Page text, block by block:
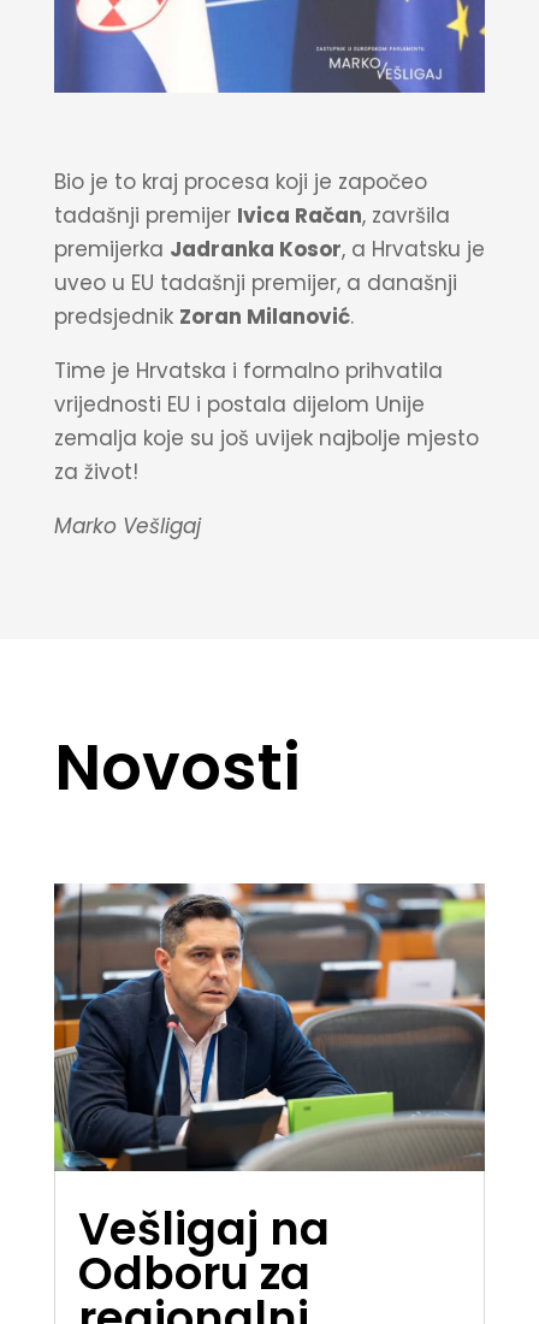
Bio je to kraj procesa koji je započeo
tadašnji premijer Ivica Račan, završila
premijerka Jadranka Kosor, a Hrvatsku je
uveo u EU tadašnji premijer, a današnji
predsjednik Zoran Milanović.
Time je Hrvatska i formalno prihvatila
vrijednosti EU i postala dijelom Unije
zemalja koje su još uvijek najbolje mjesto
za život!
Marko Vešligaj
Novosti
Vešligaj na
Odboru za